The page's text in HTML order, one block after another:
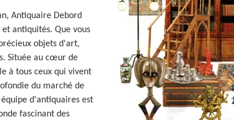
Antiquaire Debord
antiquités. Que vous
objets d'art,
Située au cœur de
à tous ceux qui vivent
du marché de
d'antiquaires est
fascinant des